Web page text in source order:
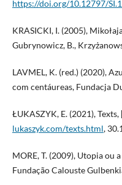
https://doi.org/10.12797/
KRASICKI, I. (2005),
Gubrynowicz, B.,
LAVMEL, K. (red.) (2020),
com centáureas, Fundacja
ŁUKASZYK, E. (2021),
lukaszyk.com/texts.html,
MORE, T. (2009), Utopia ou
Fundação Calouste